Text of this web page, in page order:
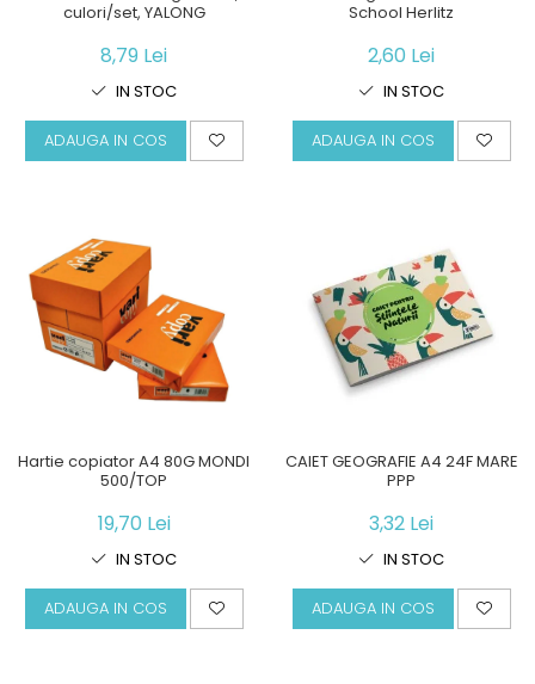
culori/set, YALONG
8,79 Lei
IN STOC
ADAUGA IN COS
School Herlitz
2,60 Lei
IN STOC
ADAUGA IN COS
Hartie copiator A4 80G MONDI
500/TOP
19,70 Lei
IN STOC
ADAUGA IN COS
CAIET GEOGRAFIE A4 24F MARE
PPP
3,32 Lei
IN STOC
ADAUGA IN COS